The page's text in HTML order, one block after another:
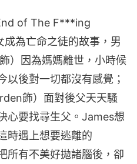
of The F***ing
為亡命之徒的故事，男
）因為媽媽離世，小時候
以後對一切都沒有感覺；
飾）面對後父天天騷
心要找尋生父。James想
時遇上想要逃離的
所有不美好拋諸腦後，卻